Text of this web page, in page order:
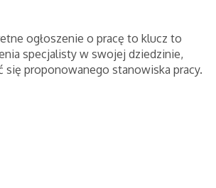
ogłoszenie o pracę to klucz to
specjalisty w swojej dziedzinie,
się proponowanego stanowiska pracy.